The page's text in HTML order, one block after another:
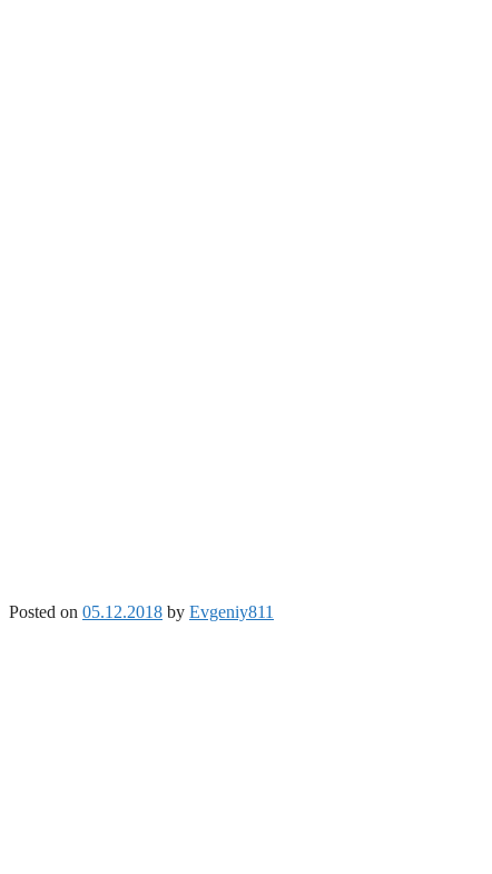
Posted on 05.12.2018 by Evgeniy811